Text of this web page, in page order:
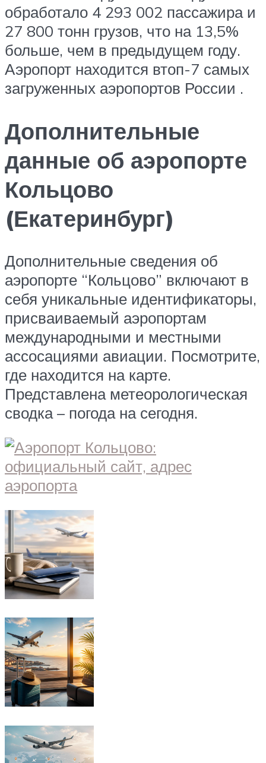
обработало 4 293 002 пассажира и
27 800 тонн грузов, что на 13,5%
больше, чем в предыдущем году.
Аэропорт находится втоп-7 самых
загруженных аэропортов России .
Дополнительные
данные об аэропорте
Кольцово
(Екатеринбург)
Дополнительные сведения об
аэропорте “Кольцово” включают в
себя уникальные идентификаторы,
присваиваемый аэропортам
международными и местными
ассосациями авиации. Посмотрите,
где находится на карте.
Представлена метеорологическая
сводка – погода на сегодня.